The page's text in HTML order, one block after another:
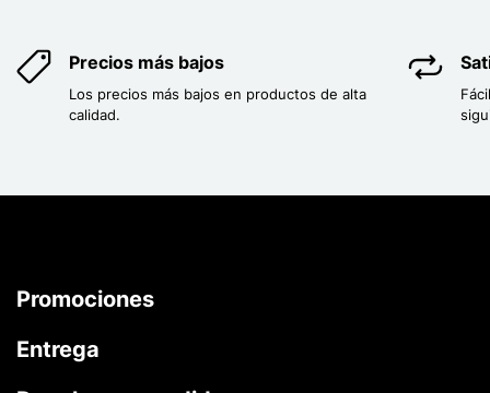
Precios más bajos
Los precios más bajos en productos de alta
calidad.
Promociones
Entrega